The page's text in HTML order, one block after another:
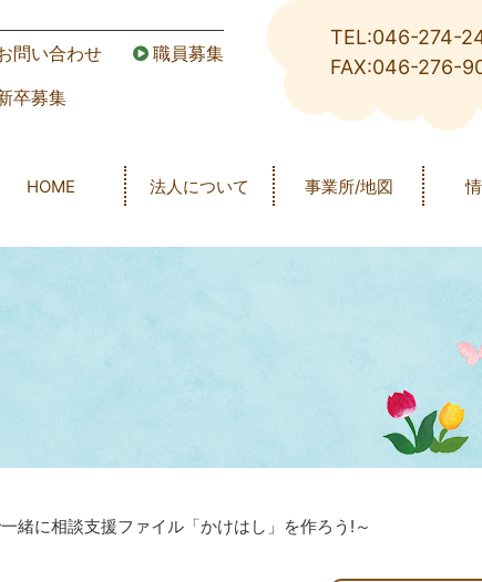
問い合わせ
職員募集
卒募集
TEL:046-274-
FAX:046-276-
HOME 法人について 事業所/地図
緒に相談支援ファイル「かけはし」を作ろう!～